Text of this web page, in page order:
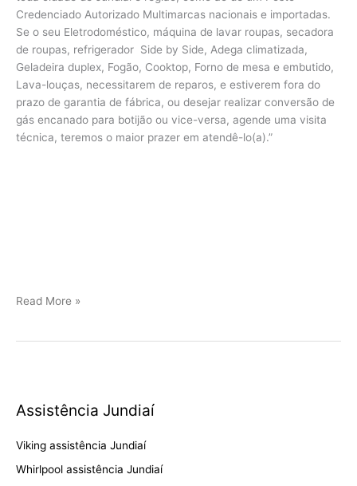
Credenciado Autorizado Multimarcas nacionais e importadas.
Se o seu Eletrodoméstico, máquina de lavar roupas, secadora
de roupas, refrigerador Side by Side, Adega climatizada,
Geladeira duplex, Fogão, Cooktop, Forno de mesa e embutido,
Lava-louças, necessitarem de reparos, e estiverem fora do
prazo de garantia de fábrica, ou desejar realizar conversão de
gás encanado para botijão ou vice-versa, agende uma visita
técnica, teremos o maior prazer em atendê-lo(a).”
Viking
Read More »
Assistência Jundiaí
Viking assistência Jundiaí
Whirlpool assistência Jundiaí